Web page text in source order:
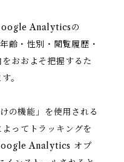
Analyticsの
齢・性別・閲覧履歴・
おおよそ把握するた
。
の機能」を使用される
ってトラッキングを
Analytics オプ